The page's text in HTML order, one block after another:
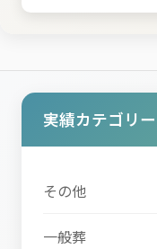
実績カテゴリー
その他
一般葬